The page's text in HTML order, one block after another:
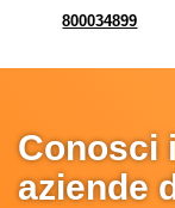
800034899
Conosci
aziende